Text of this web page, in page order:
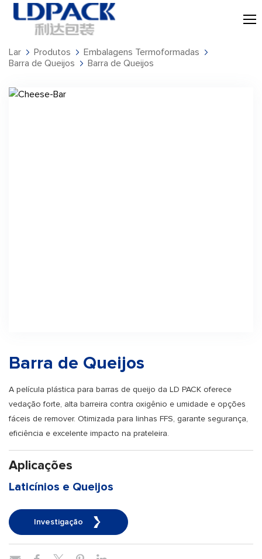
Lar Produtos
Embalagens Termoformadas
Barra de Queijos
Barra de Queijos
Barra de Queijos
A película plástica para barras de queijo da LD PACK oferece
vedação forte, alta barreira contra oxigênio e umidade e opções
fáceis de remover. Otimizada para linhas FFS, garante segurança,
eficiência e excelente impacto na prateleira.
Aplicações
Laticínios e Queijos
Investigação